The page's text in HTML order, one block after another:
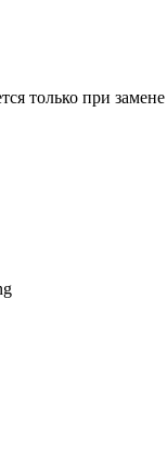
только при замене